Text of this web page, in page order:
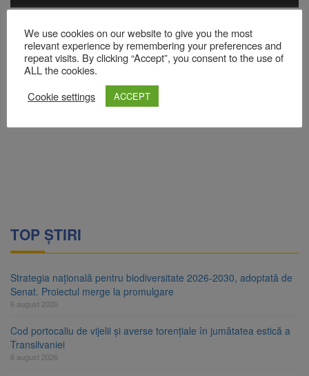
sunt procesate datele comentariilor tale.
TOP ȘTIRI
Strategia națională pentru biodiversitate 2026-2030, adoptată de
Senat. Proiectul merge la promulgare
6 august 2026
Cod portocaliu de vijelii și averse torențiale în jumătatea estică a
Transilvaniei
6 august 2026
We use cookies on our website to give you the most
relevant experience by remembering your preferences and
repeat visits. By clicking “Accept”, you consent to the use of
ALL the cookies.
Cookie settings
ACCEPT